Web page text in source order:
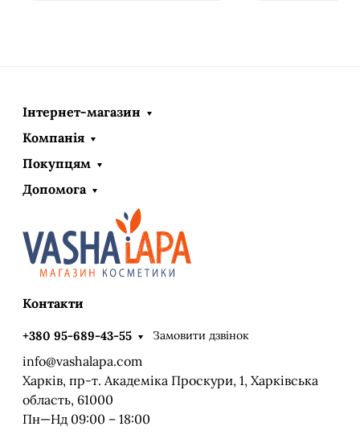
Інтернет-магазин
Компанія
Покупцям
Допомога
Контакти
+380 95-689-43-55 Замовити дзвінок
info@vashalapa.com
Харків, пр-т. Академіка Проскури, 1, Харківська
область, 61000
Пн—Нд 09:00 – 18:00